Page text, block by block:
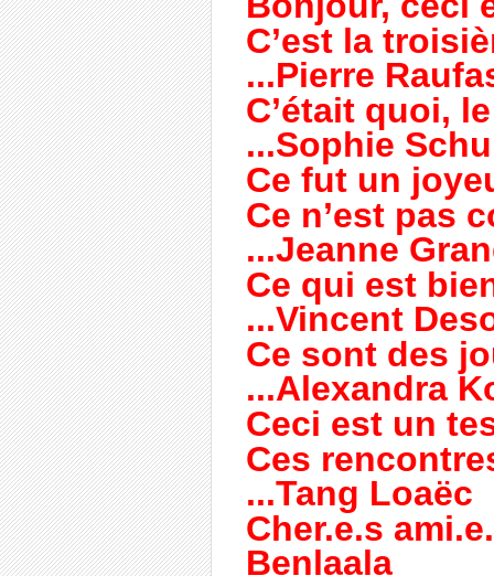
C’est la
...Pierre
C’était quoi,
...Sophie
Ce fut un
Ce n’est pas
...Jeanne
Ce qui est
...Vincent
Ce sont des
...Alexandra
Ceci est un
Ces
...Tang Loaëc
Cher.e.s
Benlaala